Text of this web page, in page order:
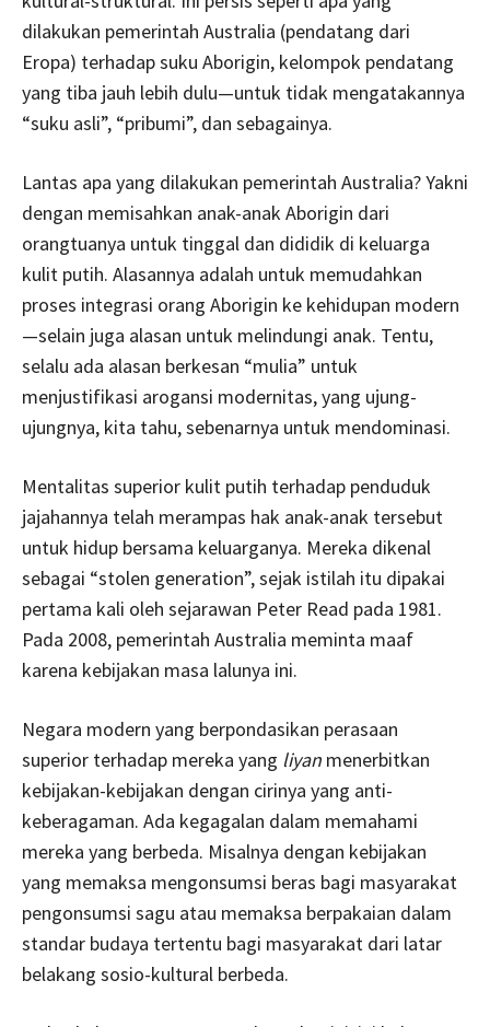
dilakukan pemerintah Australia (pendatang dari
Eropa) terhadap suku Aborigin, kelompok pendatang
yang tiba jauh lebih dulu—untuk tidak mengatakannya
“suku asli”, “pribumi”, dan sebagainya.
Lantas apa yang dilakukan pemerintah Australia? Yakni
dengan memisahkan anak-anak Aborigin dari
orangtuanya untuk tinggal dan dididik di keluarga
kulit putih. Alasannya adalah untuk memudahkan
proses integrasi orang Aborigin ke kehidupan modern
—selain juga alasan untuk melindungi anak. Tentu,
selalu ada alasan berkesan “mulia” untuk
menjustifikasi arogansi modernitas, yang ujung-
ujungnya, kita tahu, sebenarnya untuk mendominasi.
Mentalitas superior kulit putih terhadap penduduk
jajahannya telah merampas hak anak-anak tersebut
untuk hidup bersama keluarganya. Mereka dikenal
sebagai “stolen generation”, sejak istilah itu dipakai
pertama kali oleh sejarawan Peter Read pada 1981.
Pada 2008, pemerintah Australia meminta maaf
karena kebijakan masa lalunya ini.
Negara modern yang berpondasikan perasaan
superior terhadap mereka yang liyan menerbitkan
kebijakan-kebijakan dengan cirinya yang anti-
keberagaman. Ada kegagalan dalam memahami
mereka yang berbeda. Misalnya dengan kebijakan
yang memaksa mengonsumsi beras bagi masyarakat
pengonsumsi sagu atau memaksa berpakaian dalam
standar budaya tertentu bagi masyarakat dari latar
belakang sosio-kultural berbeda.